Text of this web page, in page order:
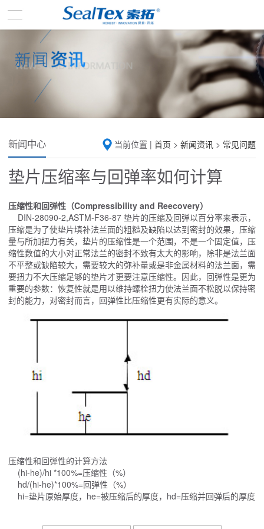
新闻中心 当前位置 |首页 >新闻资讯 > 常见问题
垫片压缩率与回弹率如何计算
压缩性和回弹性（Compressibility and Reecovery）
DIN-28090-2,ASTM-F36-87 垫片的压缩及回弹以百分率来表示，
压缩是为了使垫片填补法兰面的粗糙及缺陷以达到密封的效果，压缩
量与所加扭力有关，垫片的压缩性是一个范围，不是一个固定值，压
缩性数值的大小对正常法兰的密封不致有太大的影响，除非是法兰面
不平整或缺陷较大，需要较大的弥补量或是非金属材料的法兰面，需
要扭力不大压缩足够的垫片才更要注意压缩性。因此，回弹性是更为
重要的参数：恢复性就是用以维持螺栓扭力使法兰面不松脱以保持密
封的能力，对密封而言，回弹性比压缩性更有实际的意义。
压缩性和回弹性的计算方法
(hi-he)/hi *100%=压缩性（%）
hd/(hi-he)*100%=回弹性（%）
hi=垫片原始厚度，he=被压缩后的厚度，hd=压缩并回弹后的厚度